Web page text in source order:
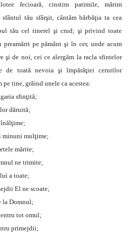
fecioară, cinstim patimile, mărim
tău sfârşit, cântăm bărbăţia ta cea
tău cel tinerel şi crud; şi privind toate
pe pământ şi în cer, unde acum
şi de noi, cei ce alergăm la racla sfintelor
de toată nevoia şi împărăţiei cerurilor
pe tine, grăind unele ca acestea:
sfinţită;
dăruită;
minuni mulţime;
mărite;
ne trimite;
a toate;
El ne scoate;
la Domnul;
tot omul;
primejdii;